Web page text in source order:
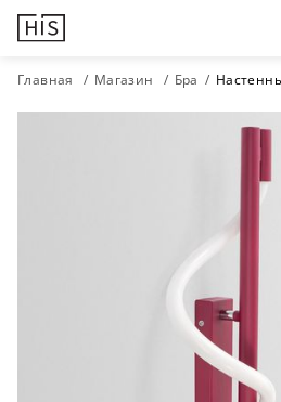
Главная Магазин Бра